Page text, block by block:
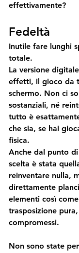
effettivamente?
Fedeltà
Inutile fare lunghi
totale.
La versione
effetti, il gioco da
schermo. Non ci
sostanziali, né
tutto è
che sia, se hai
fisica.
Anche dal punto
scelta è stata
reinventare nulla,
direttamente
elementi così
trasposizione pura,
compromessi.
Non sono state